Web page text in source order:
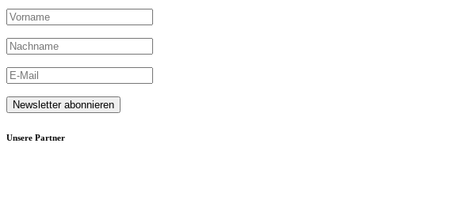
Unsere Partner